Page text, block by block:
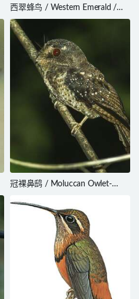
西翠蜂鸟 / Western Emerald /
Chlorostilbon melanorhynchus
冠裸鼻鸱 / Moluccan Owlet-